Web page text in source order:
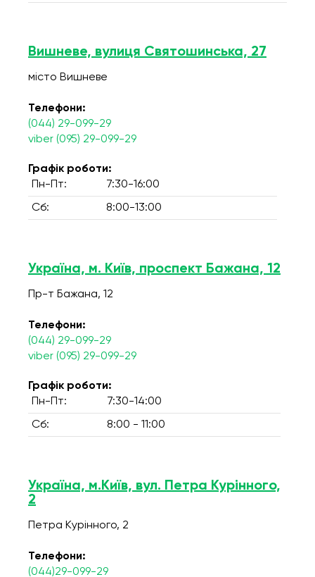
Вишневе, вулиця Святошинська, 27
місто Вишневе
Телефони:
(044) 29-099-29
viber (095) 29-099-29
Графік роботи:
Пн-Пт:
7:30-16:00
Сб: 8:00-13:00
Україна, м. Київ, проспект Бажана, 12
Пр-т Бажана, 12
Телефони:
(044) 29-099-29
viber (095) 29-099-29
Графік роботи:
Пн-Пт:
7:30-14:00
Сб: 8:00 - 11:00
Україна, м.Київ, вул. Петра Курінного,
2
Петра Курінного, 2
Телефони:
(044)29-099-29